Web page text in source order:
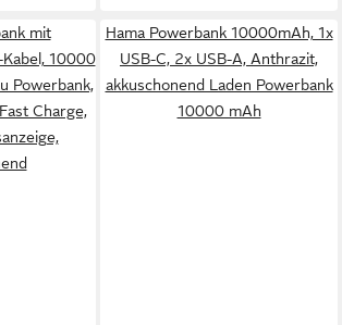
mit
10000
Powerbank,
Charge,
Hama Powerbank 10000mAh, 1x
USB-C, 2x USB-A, Anthrazit,
akkuschonend Laden Powerbank
10000 mAh